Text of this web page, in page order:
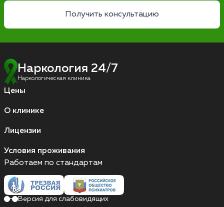
Получить консультацию
Наркология 24/7
Наркологическая клиника
Цены
О клинике
Лицензии
Условия проживания
Работаем по стандартам
Версия для слабовидящих